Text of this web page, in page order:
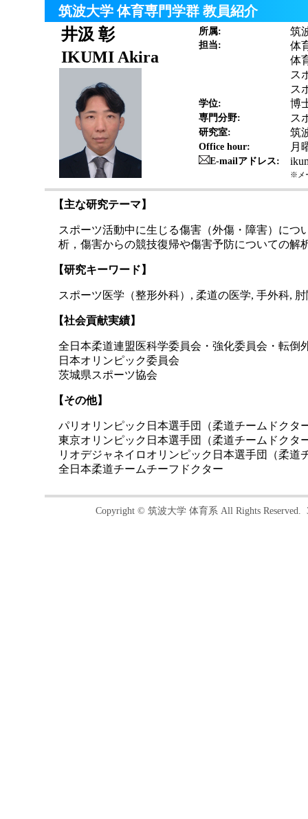
筑波大学 体育専門学群 教員紹介
井汲 彰 所属: 筑
担当:
体
体
ス
ス
学位: 博
専門分野: ス
研究室: 筑
Office hour: 月
E-mailアドレス:
※メ
IKUMI Akira
【主な研究テーマ】
スポーツ活動中に生じる傷害（外傷・障害）に
析，傷害からの競技復帰や傷害予防についての解
【研究キーワード】
スポーツ医学（整形外科）, 柔道の医学, 手外科,
【社会貢献実績】
全日本柔道連盟医科学委員会・強化委員会・転倒
日本オリンピック委員会
茨城県スポーツ協会
【その他】
パリオリンピック日本選手団（柔道チームドクタ
東京オリンピック日本選手団（柔道チームドクタ
リオデジャネイロオリンピック日本選手団（柔道
全日本柔道チームチーフドクター
Copyright © 筑波大学 体育系 All Rights